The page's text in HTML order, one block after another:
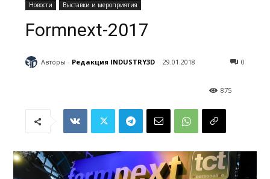
Новости Выставки и мероприятия
Formnext-2017
Авторы - Редакция INDUSTRY3D 29.01.2018 0
875